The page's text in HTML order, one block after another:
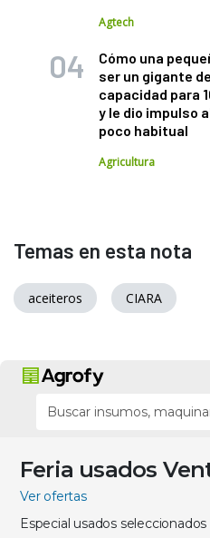
Agtech
Cómo una
ser un gigante
capacidad para
y le dio impulso
poco habitual
Agricultura
Temas en esta nota
aceiteros CIARA
Feria usados
Ver ofertas
Especial usados seleccionados